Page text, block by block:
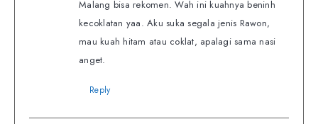
Malang bisa rekomen. Wah ini kuahnya beninh
kecoklatan yaa. Aku suka segala jenis Rawon,
mau kuah hitam atau coklat, apalagi sama nasi
anget.
Reply